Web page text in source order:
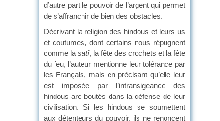
d’autre part le pouvoir de l’argent qui permet
de s’affranchir de bien des obstacles.
Décrivant la religion des hindous et leurs us
et coutumes, dont certains nous répugnent
comme la satî, la fête des crochets et la fête
du feu, l’auteur mentionne leur tolérance par
les Français, mais en précisant qu’elle leur
est imposée par l’intransigeance des
hindous arc-boutés dans la défense de leur
civilisation. Si les hindous se soumettent
aux détenteurs du pouvoir, ils ne renoncent